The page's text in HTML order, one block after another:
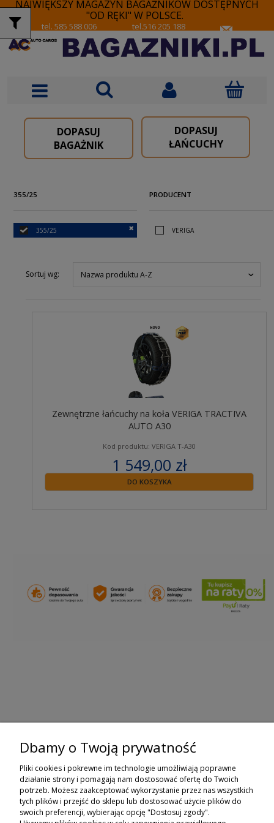
NAJWIĘKSZY MAGAZYN BAGAŻNIKÓW DOSTĘPNYCH
"OD RĘKI" W POLSCE.
tel. 585 588 006 tel.516 205 188
DOPASUJ
BAGAŻNIK
DOPASUJ
ŁAŃCUCHY
355/25
355/25
PRODUCENT
VERIGA
Sortuj wg: Nazwa produktu A-Z
Zewnętrzne łańcuchy na koła VERIGA TRACTIVA
AUTO A30
Kod produktu: VERIGA T-A30
1 549,00 zł
zawiera 23% VAT
DO KOSZYKA
ZAPISZ SIĘ DO NEWSLETTERA
ZAPISZ SIĘ
ZAKUPY
Dbamy o Twoją prywatność
Pliki cookies i pokrewne im technologie umożliwiają poprawne
działanie strony i pomagają nam dostosować ofertę do Twoich
potrzeb. Możesz zaakceptować wykorzystanie przez nas wszystkich
tych plików i przejść do sklepu lub dostosować użycie plików do
swoich preferencji, wybierając opcję "Dostosuj zgody".